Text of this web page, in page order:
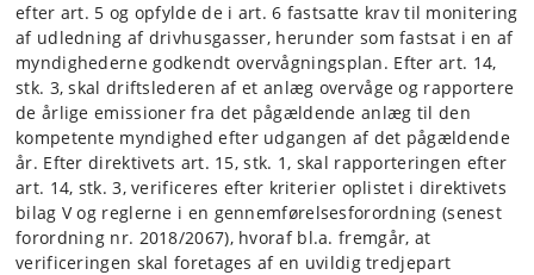
efter art. 5 og opfylde de i art. 6 fastsatte krav til monitering
af udledning af drivhusgasser, herunder som fastsat i en af
myndighederne godkendt overvågningsplan. Efter art. 14,
stk. 3, skal driftslederen af et anlæg overvåge og rapportere
de årlige emissioner fra det pågældende anlæg til den
kompetente myndighed efter udgangen af det pågældende
år. Efter direktivets art. 15, stk. 1, skal rapporteringen efter
art. 14, stk. 3, verificeres efter kriterier oplistet i direktivets
bilag V og reglerne i en gennemførelsesforordning (senest
forordning nr. 2018/2067), hvoraf bl.a. fremgår, at
verificeringen skal foretages af en uvildig tredjepart